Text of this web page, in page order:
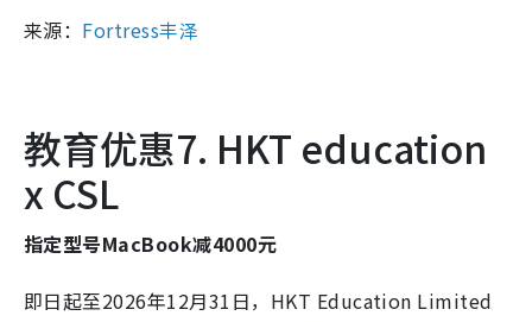
来源： Fortress丰泽
教育优惠7. HKT education
x CSL
指定型号MacBook减4000元
即日起至2026年12月31日， HKT Education Limited